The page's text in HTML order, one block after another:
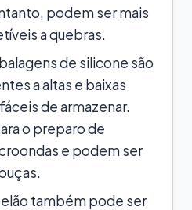
podem ser mais
a quebras.
de silicone são
a altas e baixas
de armazenar.
o preparo de
e podem ser
também pode ser